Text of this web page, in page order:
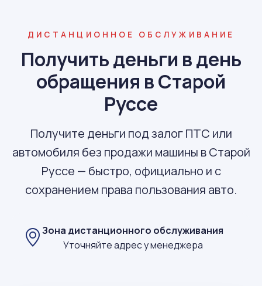
ДИСТАНЦИОННОЕ ОБСЛУЖИВАНИЕ
Получить деньги в день
обращения в Старой
Руссе
Получите деньги под залог ПТС или
автомобиля без продажи машины в Старой
Руссе — быстро, официально и с
сохранением права пользования авто.
Зона дистанционного обслуживания
Уточняйте адрес у менеджера